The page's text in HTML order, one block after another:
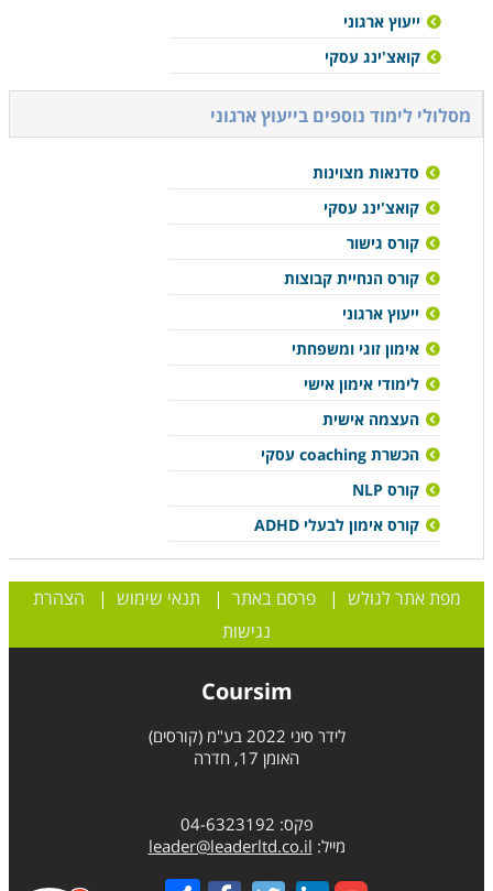
ייעוץ ארגוני
קואצ'ינג עסקי
מסלולי לימוד נוספים בייעוץ ארגוני
סדנאות מצוינות
קואצ'ינג עסקי
קורס גישור
קורס הנחיית קבוצות
ייעוץ ארגוני
אימון זוגי ומשפחתי
לימודי אימון אישי
העצמה אישית
הכשרת coaching עסקי
קורס NLP
קורס אימון לבעלי ADHD
מפת אתר לגולש |פרסם באתר | תנאי שימוש | הצהרת
נגישות
Coursim
לידר סיני 2022 בע"מ (קורסים)
האומן 17, חדרה
פקס: 04-6323192
מייל: leader@leaderltd.co.il